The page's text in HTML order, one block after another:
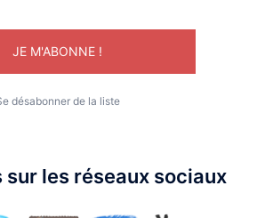
désabonner de la liste
sur les réseaux sociaux